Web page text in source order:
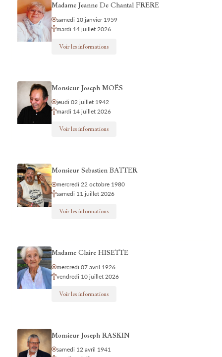
Madame Jeanne De Chantal FRERE
samedi 10 janvier 1959
mardi 14 juillet 2026
Voir les informations
Monsieur Joseph MOËS
jeudi 02 juillet 1942
mardi 14 juillet 2026
Voir les informations
Monsieur Sebastien BATTER
mercredi 22 octobre 1980
samedi 11 juillet 2026
Voir les informations
Madame Claire HISETTE
mercredi 07 avril 1926
vendredi 10 juillet 2026
Voir les informations
Monsieur Joseph RASKIN
samedi 12 avril 1941